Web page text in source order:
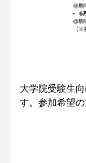
大学院受験生
す。参加希望